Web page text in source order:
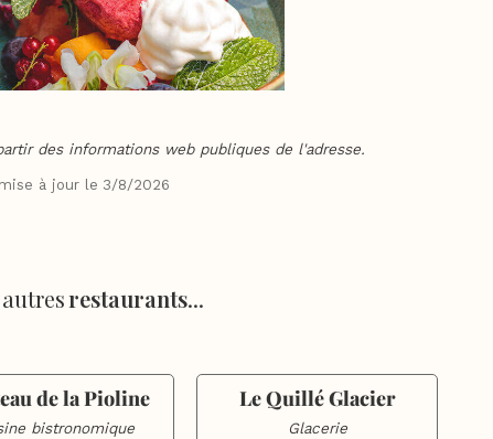
des informations web publiques de l'adresse.
à jour le 3/8/2026
restaurants...
de la Pioline
bistronomique
Le Quillé Glacier
Glacerie